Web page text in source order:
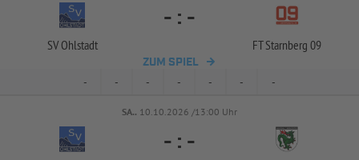
SV Ohlstadt
- : -
FT Starnberg 09
ZUM SPIEL
- - - - - - -
SA.. 10.10.2026 /13:00 Uhr
- : -